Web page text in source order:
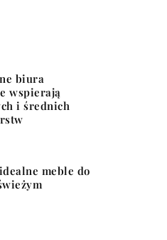
biura
wspierają
i średnich
meble do